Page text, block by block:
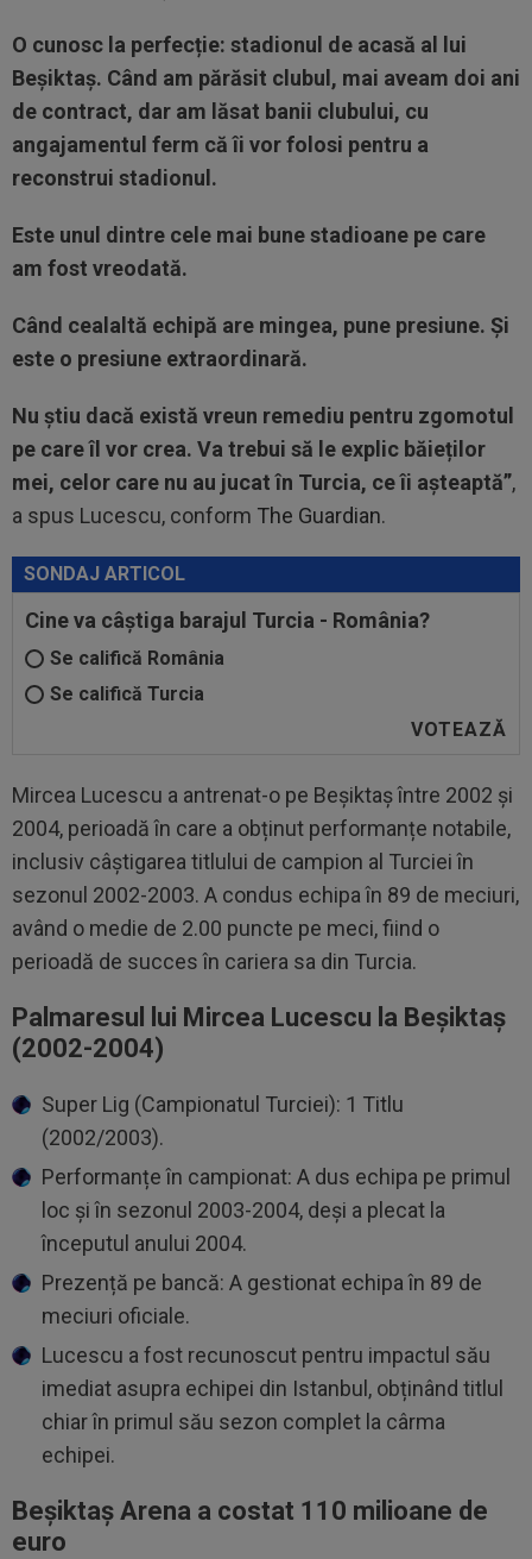
O cunosc la perfecție: stadionul de acasă al lui
Beșiktaș. Când am părăsit clubul, mai aveam doi ani
de contract, dar am lăsat banii clubului, cu
angajamentul ferm că îi vor folosi pentru a
reconstrui stadionul.
Este unul dintre cele mai bune stadioane pe care
am fost vreodată.
Când cealaltă echipă are mingea, pune presiune. Și
este o presiune extraordinară.
Nu știu dacă există vreun remediu pentru zgomotul
pe care îl vor crea. Va trebui să le explic băieților
mei, celor care nu au jucat în Turcia, ce îi așteaptă”,
a spus Lucescu, conform The Guardian.
SONDAJ ARTICOL
Cine va câștiga barajul Turcia - România?
Se califică România
Se califică Turcia
Mircea Lucescu a antrenat-o pe Beşiktaş între 2002 și
2004, perioadă în care a obținut performanțe notabile,
inclusiv câștigarea titlului de campion al Turciei în
sezonul 2002-2003. A condus echipa în 89 de meciuri,
având o medie de 2.00 puncte pe meci, fiind o
perioadă de succes în cariera sa din Turcia.
Palmaresul lui Mircea Lucescu la Beşiktaş
(2002-2004)
Super Lig (Campionatul Turciei): 1 Titlu
(2002/2003).
Performanțe în campionat: A dus echipa pe primul
loc și în sezonul 2003-2004, deși a plecat la
începutul anului 2004.
Prezență pe bancă: A gestionat echipa în 89 de
meciuri oficiale.
Lucescu a fost recunoscut pentru impactul său
imediat asupra echipei din Istanbul, obținând titlul
chiar în primul său sezon complet la cârma
echipei.
Beșiktaș Arena a costat 110 milioane de
euro